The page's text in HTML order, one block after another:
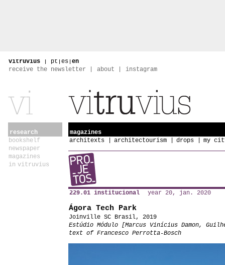
vitruvius | pt | es | en
receive the newsletter
about instagram
research
bookshelf
newspaper
magazines
in vitruvius
magazines
architexts
architectourism drops my
229.01 institucional year 20, jan. 2020
Ágora Tech Park
Joinville SC Brasil, 2019
Estúdio Módulo [Marcus Vinícius Damon,
text of Francesco Perrotta-Bosch